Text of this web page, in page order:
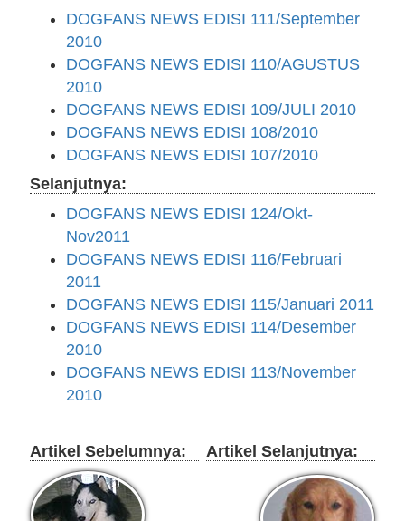
DOGFANS NEWS EDISI 111/September
2010
DOGFANS NEWS EDISI 110/AGUSTUS
2010
DOGFANS NEWS EDISI 109/JULI 2010
DOGFANS NEWS EDISI 108/2010
DOGFANS NEWS EDISI 107/2010
Selanjutnya:
DOGFANS NEWS EDISI 124/Okt-
Nov2011
DOGFANS NEWS EDISI 116/Februari
2011
DOGFANS NEWS EDISI 115/Januari 2011
DOGFANS NEWS EDISI 114/Desember
2010
DOGFANS NEWS EDISI 113/November
2010
Artikel Sebelumnya: Artikel Selanjutnya: